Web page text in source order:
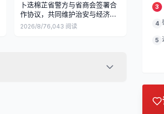
卜迭棉芷省警方与省商会签署合
作协议，共同维护治安与经济安
全
2026/8/76,043 阅读
3
4
5